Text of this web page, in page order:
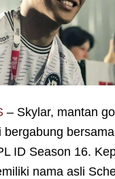
– Skylar, mantan
bergabung
ID Season 16.
nama asli